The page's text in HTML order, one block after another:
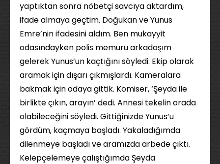
yaptıktan sonra nöbetçi savcıya aktardım,
ifade almaya geçtim. Doğukan ve Yunus
Emre’nin ifadesini aldım. Ben mukayyit
odasındayken polis memuru arkadaşım
gelerek Yunus’un kaçtığını söyledi. Ekip olarak
aramak için dışarı çıkmışlardı. Kameralara
bakmak için odaya gittik. Komiser, ‘Şeyda ile
birlikte çıkın, arayın’ dedi. Annesi tekelin orada
olabileceğini söyledi. Gittiğinizde Yunus’u
gördüm, kaçmaya başladı. Yakaladığımda
dilenmeye başladı ve aramızda arbede çıktı.
Kelepçelemeye çalıştığımda Şeyda